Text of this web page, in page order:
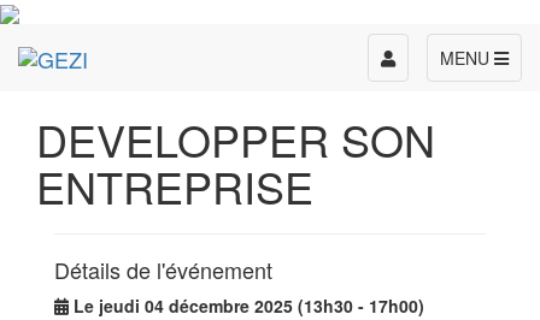
MENU
Toggle
navigation
DEVELOPPER SON
ENTREPRISE
Détails de l'événement
Le jeudi 04 décembre 2025 (13h30 - 17h00)